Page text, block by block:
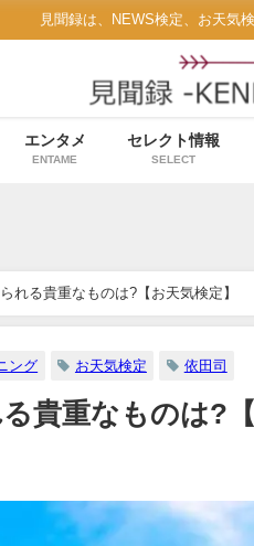
見聞録は、NEWS検定、お天気
エンタメ
ENTAME
セレクト情報
SELECT
れる貴重なものは?【お天気検定】
ング お天気検定 依田司
貴重なものは?【